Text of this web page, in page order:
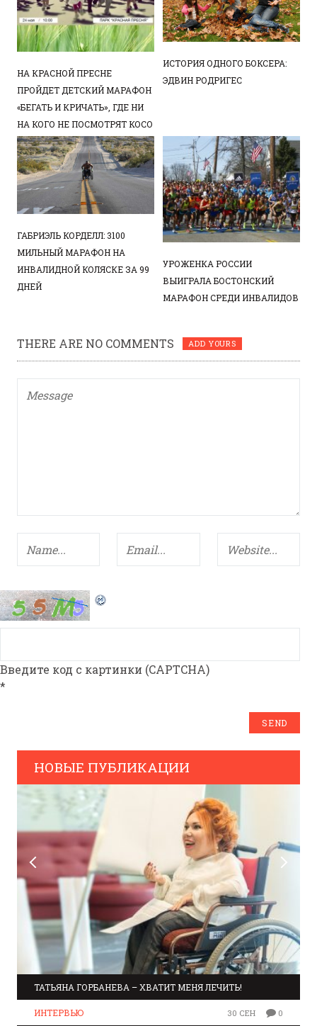
НА КРАСНОЙ ПРЕСНЕ
ПРОЙДЕТ ДЕТСКИЙ МАРАФОН
«БЕГАТЬ И КРИЧАТЬ», ГДЕ НИ
НА КОГО НЕ ПОСМОТРЯТ КОСО
ИСТОРИЯ ОДНОГО БОКСЕРА:
ЭДВИН РОДРИГЕС
ГАБРИЭЛЬ КОРДЕЛЛ: 3100
МИЛЬНЫЙ МАРАФОН НА
ИНВАЛИДНОЙ КОЛЯСКЕ ЗА 99
ДНЕЙ
УРОЖЕНКА РОССИИ
ВЫИГРАЛА БОСТОНСКИЙ
МАРАФОН СРЕДИ ИНВАЛИДОВ
THERE ARE NO COMMENTS ADD YOURS
Введите код с картинки (CAPTCHA)
*
НОВЫЕ ПУБЛИКАЦИИ
ТАТЬЯНА ГОРБАНЕВА – ХВАТИТ МЕНЯ ЛЕЧИТЬ!
ИНТЕРВЬЮ 30 СЕН 0